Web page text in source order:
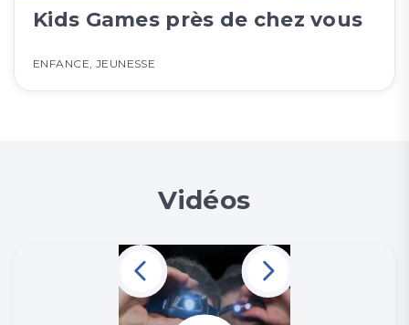
Kids Games près de chez vous
ENFANCE, JEUNESSE
Vidéos